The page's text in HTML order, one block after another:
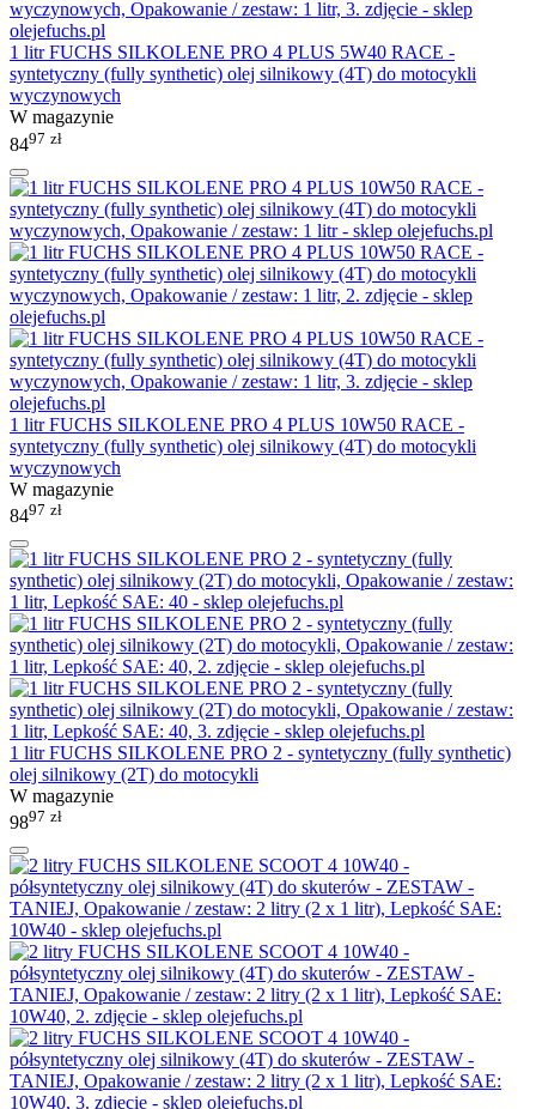
1 litr FUCHS SILKOLENE PRO 4 PLUS 5W40 RACE -
syntetyczny (fully synthetic) olej silnikowy (4T) do motocykli
wyczynowych
W magazynie
8497 zł
1 litr FUCHS SILKOLENE PRO 4 PLUS 10W50 RACE -
syntetyczny (fully synthetic) olej silnikowy (4T) do motocykli
wyczynowych
W magazynie
8497 zł
1 litr FUCHS SILKOLENE PRO 2 - syntetyczny (fully synthetic)
olej silnikowy (2T) do motocykli
W magazynie
9897 zł